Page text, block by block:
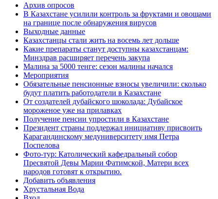
Архив опросов
В Казахстане усилили контроль за фруктами и овощами
на границе после обнаружения вирусов
Выходные данные
Казахстанцы стали жить на восемь лет дольше
Какие препараты станут доступны казахстанцам:
Минздрав расширяет перечень закупа
Малина за 5000 тенге: сезон малины начался
Мероприятия
Обязательные пенсионные взносы увеличили: сколько
будут платить работодатели в Казахстане
От создателей дубайского шоколада: Дубайское
мороженое уже на прилавках
Получение пенсии упростили в Казахстане
Президент страны поддержал инициативу присвоить
Карагандинскому медуниверситету имя Петра
Поспелова
Фото-тур: Католический кафедральный собор
Пресвятой Девы Марии Фатимской, Матери всех
народов готовят к открытию.
Добавить объявления
Хрустальная Вода